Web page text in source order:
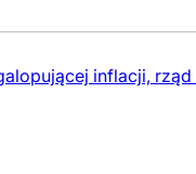
inflacji,